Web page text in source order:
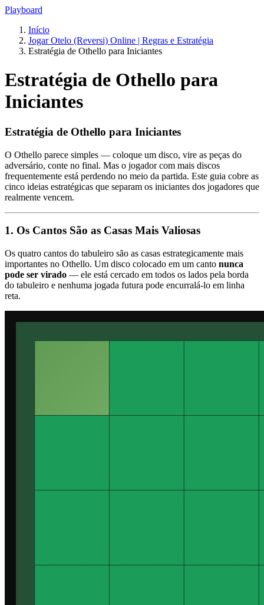
Playboard
Início
Jogar Otelo (Reversi) Online | Regras e Estratégia
Estratégia de Othello para Iniciantes
Estratégia de Othello para
Iniciantes
Estratégia de Othello para Iniciantes
O Othello parece simples — coloque um disco, vire as peças do
adversário, conte no final. Mas o jogador com mais discos
frequentemente está perdendo no meio da partida. Este guia cobre as
cinco ideias estratégicas que separam os iniciantes dos jogadores que
realmente vencem.
1. Os Cantos São as Casas Mais Valiosas
Os quatro cantos do tabuleiro são as casas estrategicamente mais
importantes no Othello. Um disco colocado em um canto nunca
pode ser virado — ele está cercado em todos os lados pela borda
do tabuleiro e nenhuma jogada futura pode encurralá-lo em linha
reta.